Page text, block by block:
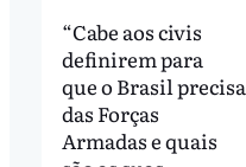
“Cabe aos civis
definirem para
que o Brasil precisa
das Forças
Armadas e quais